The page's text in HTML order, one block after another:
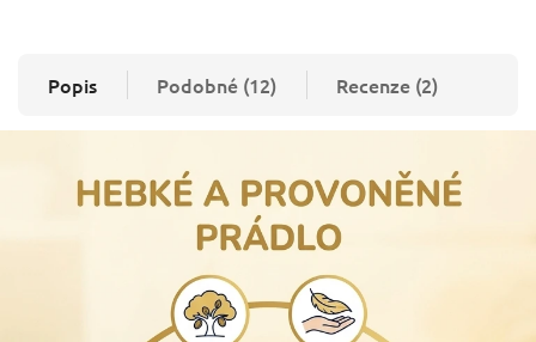
Popis Podobné (12) Recenze (2)